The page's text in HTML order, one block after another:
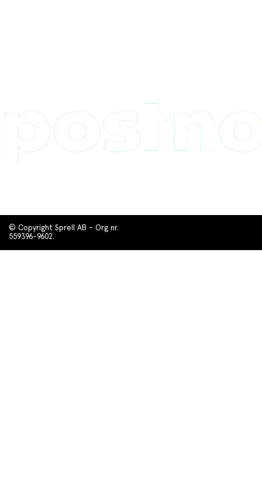
© Copyright Sprell AB - Org nr.
559396-9602.